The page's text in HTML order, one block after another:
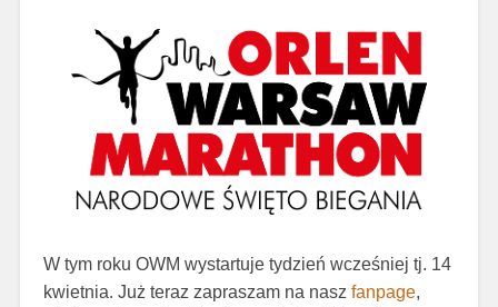
W tym roku OWM wystartuje tydzień wcześniej tj. 14
kwietnia. Już teraz zapraszam na nasz fanpage,